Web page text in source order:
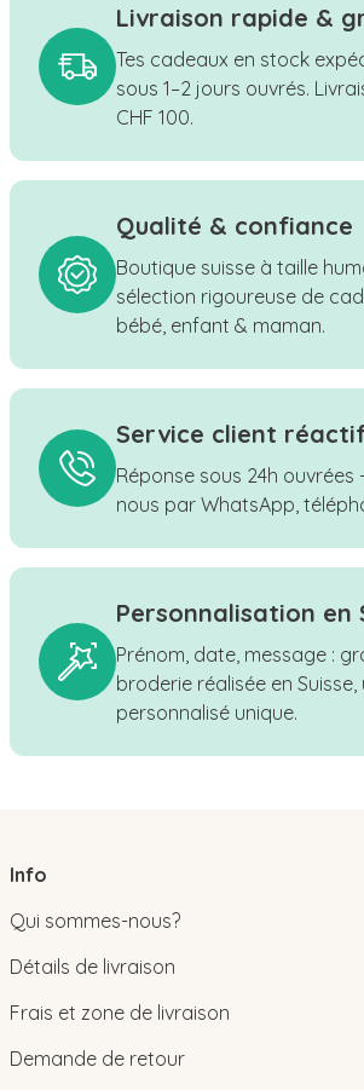
Livraison rapide &
Tes cadeaux en stock
sous 1–2 jours ouvrés.
CHF 100.
Qualité & confiance
Boutique suisse à taille
sélection rigoureuse de
bébé, enfant & maman.
Service client
Réponse sous 24h
nous par WhatsApp,
Personnalisation en
Prénom, date, message :
broderie réalisée en
personnalisé unique.
Info
Qui sommes-nous?
Détails de livraison
Frais et zone de livraison
Demande de retour